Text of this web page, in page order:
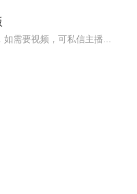
需要视频，可私信主播...